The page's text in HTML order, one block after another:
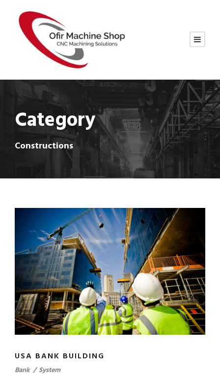
Category
Constructions
USA BANK BUILDING
Bank / System